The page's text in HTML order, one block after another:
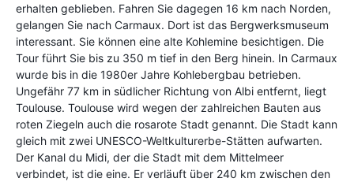
erhalten geblieben. Fahren Sie dagegen 16 km nach Norden,
gelangen Sie nach Carmaux. Dort ist das Bergwerksmuseum
interessant. Sie können eine alte Kohlemine besichtigen. Die
Tour führt Sie bis zu 350 m tief in den Berg hinein. In Carmaux
wurde bis in die 1980er Jahre Kohlebergbau betrieben.
Ungefähr 77 km in südlicher Richtung von Albi entfernt, liegt
Toulouse. Toulouse wird wegen der zahlreichen Bauten aus
roten Ziegeln auch die rosarote Stadt genannt. Die Stadt kann
gleich mit zwei UNESCO-Weltkulturerbe-Stätten aufwarten.
Der Kanal du Midi, der die Stadt mit dem Mittelmeer
verbindet, ist die eine. Er verläuft über 240 km zwischen den